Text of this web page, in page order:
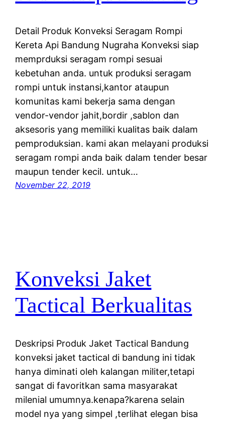
Detail Produk Konveksi Seragam Rompi
Kereta Api Bandung Nugraha Konveksi siap
memprduksi seragam rompi sesuai
kebetuhan anda. untuk produksi seragam
rompi untuk instansi,kantor ataupun
komunitas kami bekerja sama dengan
vendor-vendor jahit,bordir ,sablon dan
aksesoris yang memiliki kualitas baik dalam
pemproduksian. kami akan melayani produksi
seragam rompi anda baik dalam tender besar
maupun tender kecil. untuk…
November 22, 2019
Konveksi Jaket
Tactical Berkualitas
Deskripsi Produk Jaket Tactical Bandung
konveksi jaket tactical di bandung ini tidak
hanya diminati oleh kalangan militer,tetapi
sangat di favoritkan sama masyarakat
milenial umumnya.kenapa?karena selain
model nya yang simpel ,terlihat elegan bisa